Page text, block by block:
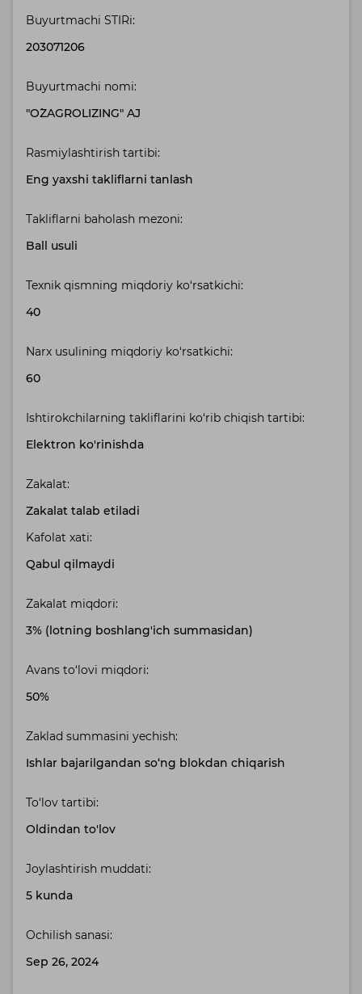
Buyurtmachi STIRi:
203071206
Buyurtmachi nomi:
"O`ZAGROLIZING" AJ
Rasmiylashtirish tartibi:
Eng yaxshi takliflarni tanlash
Takliflarni baholash mezoni:
Ball usuli
Texnik qismning miqdoriy ko‘rsatkichi:
40
Narx usulining miqdoriy ko‘rsatkichi:
60
Ishtirokchilarning takliflarini ko‘rib chiqish tartibi:
Elektron ko'rinishda
Zakalat:
Zakalat talab etiladi
Kafolat xati:
Qabul qilmaydi
Zakalat miqdori:
3% (lotning boshlang'ich summasidan)
Avans to‘lovi miqdori:
50%
Zaklad summasini yechish:
Ishlar bajarilgandan so‘ng blokdan chiqarish
To‘lov tartibi:
Oldindan to'lov
Joylashtirish muddati:
5 kunda
Ochilish sanasi:
Sep 26, 2024